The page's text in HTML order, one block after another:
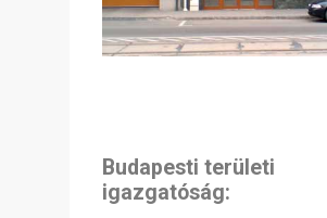
Budapesti területi
igazgatóság: